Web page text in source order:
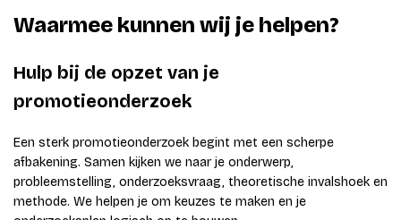
Waarmee kunnen wij je helpen?
Hulp bij de opzet van je
promotieonderzoek
Een sterk promotieonderzoek begint met een scherpe
afbakening. Samen kijken we naar je onderwerp,
probleemstelling, onderzoeksvraag, theoretische invalshoek en
methode. We helpen je om keuzes te maken en je